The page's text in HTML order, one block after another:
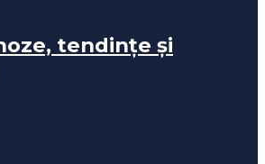
tendințe și